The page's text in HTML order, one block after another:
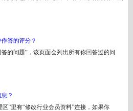
答的评分？
的问题”，该页面会列出所有你回答过的问
？
区”里有“修改行业会员资料”连接，如果你